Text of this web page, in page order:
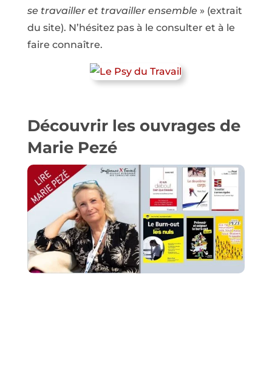
se travailler et travailler ensemble» (extrait
du site). N’hésitez pas à le consulter et à le
faire connaître.
Découvrir les ouvrages de
Marie Pezé